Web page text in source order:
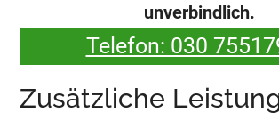
unverbindlich.
Telefon: 030
Zusätzliche